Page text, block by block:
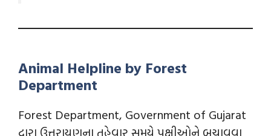
Animal Helpline by Forest
Department
Forest Department, Government of Gujarat
દ્વારા ઉત્તરાયણના તહેવાર સમયે પક્ષીઓને બચાવવા